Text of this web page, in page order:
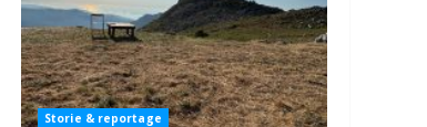
Storie & reportage